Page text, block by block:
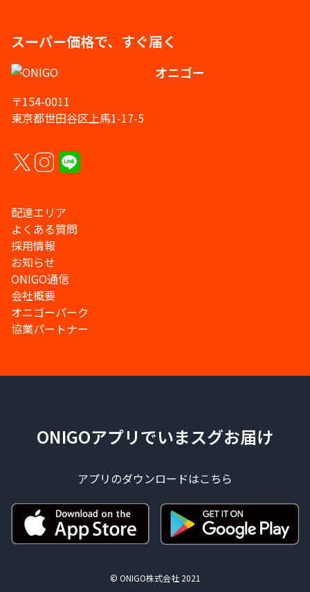
スーパー価格で、すぐ届く
オニゴー
〒154-0011
東京都世田谷区上馬1-17-5
配達エリア
よくある質問
採用情報
お知らせ
ONIGO通信
会社概要
オニゴーパーク
協業パートナー
ONIGOアプリでいまスグお届け
アプリのダウンロードはこちら
© ONIGO株式会社 2021